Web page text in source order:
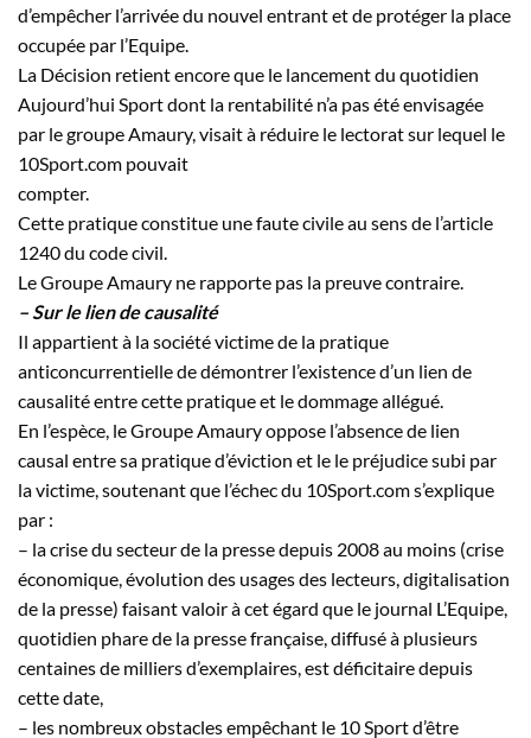
d’empêcher l’arrivée du nouvel entrant et de protéger la place
occupée par l’Equipe.
La Décision retient encore que le lancement du quotidien
Aujourd’hui Sport dont la rentabilité n’a pas été envisagée
par le groupe Amaury, visait à réduire le lectorat sur lequel le
10Sport.com pouvait
compter.
Cette pratique constitue une faute civile au sens de l’article
1240 du code civil.
Le Groupe Amaury ne rapporte pas la preuve contraire.
– Sur le lien de causalité
Il appartient à la société victime de la pratique
anticoncurrentielle de démontrer l’existence d’un lien de
causalité entre cette pratique et le dommage allégué.
En l’espèce, le Groupe Amaury oppose l’absence de lien
causal entre sa pratique d’éviction et le le préjudice subi par
la victime, soutenant que l’échec du 10Sport.com s’explique
par :
– la crise du secteur de la presse depuis 2008 au moins (crise
économique, évolution des usages des lecteurs, digitalisation
de la presse) faisant valoir à cet égard que le journal L’Equipe,
quotidien phare de la presse française, diffusé à plusieurs
centaines de milliers d’exemplaires, est déficitaire depuis
cette date,
– les nombreux obstacles empêchant le 10 Sport d’être